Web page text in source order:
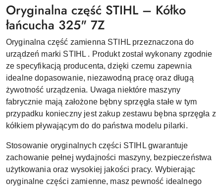
Oryginalna część STIHL – Kółko
łańcucha 325" 7Z
Oryginalna część zamienna STIHL przeznaczona do
urządzeń marki STIHL . Produkt został wykonany zgodnie
ze specyfikacją producenta, dzięki czemu zapewnia
idealne dopasowanie, niezawodną pracę oraz długą
żywotność urządzenia. Uwaga niektóre maszyny
fabrycznie mają założone bębny sprzęgła stałe w tym
przypadku konieczny jest zakup zestawu bębna sprzęgła z
kółkiem pływającym do do państwa modelu pilarki.
Stosowanie oryginalnych części STIHL gwarantuje
zachowanie pełnej wydajności maszyny, bezpieczeństwa
użytkowania oraz wysokiej jakości pracy. Wybierając
oryginalne części zamienne, masz pewność idealnego